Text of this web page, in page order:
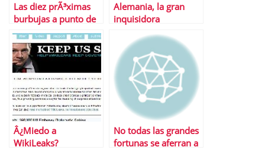
Las diez prÃ³ximas
burbujas a punto de
estallar
Alemania, la gran
inquisidora
Â¿Miedo a
WikiLeaks?
No todas las grandes
fortunas se aferran a